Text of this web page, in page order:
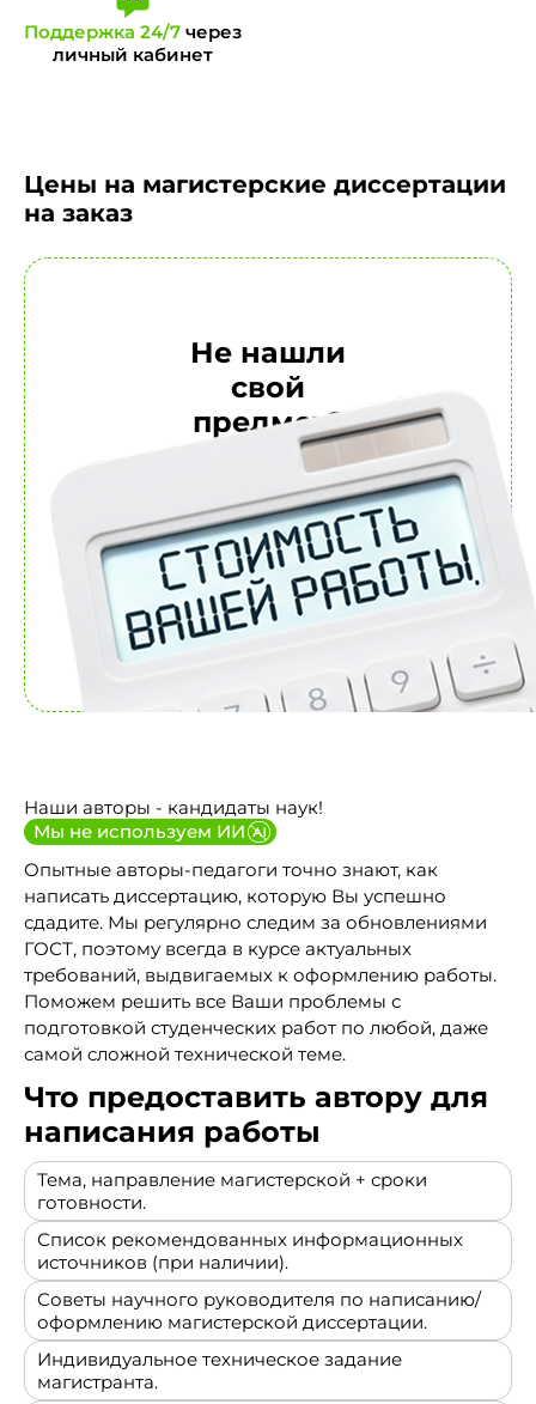
Поддержка 24/7 через
личный кабинет
Цены на магистерские диссертации
на заказ
Не нашли
свой
предмет?
Обратитесь за
расчетом к
персональному
менеджеру
Рассчитать
стоимость
Наши авторы - кандидаты наук!
Мы не используем ИИ
Опытные авторы-педагоги точно знают, как
написать диссертацию, которую Вы успешно
сдадите. Мы регулярно следим за обновлениями
ГОСТ, поэтому всегда в курсе актуальных
требований, выдвигаемых к оформлению работы.
Поможем решить все Ваши проблемы с
подготовкой студенческих работ по любой, даже
самой сложной технической теме.
Что предоставить автору для
написания работы
Тема, направление магистерской + сроки
готовности.
Список рекомендованных информационных
источников (при наличии).
Советы научного руководителя по написанию/
оформлению магистерской диссертации.
Индивидуальное техническое задание
магистранта.